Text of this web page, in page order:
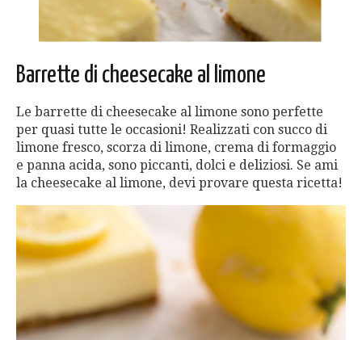
Barrette di cheesecake al limone
Le barrette di cheesecake al limone sono perfette
per quasi tutte le occasioni! Realizzati con succo di
limone fresco, scorza di limone, crema di formaggio
e panna acida, sono piccanti, dolci e deliziosi. Se ami
la cheesecake al limone, devi provare questa ricetta!